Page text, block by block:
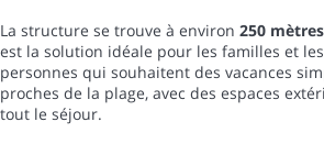
La structure se trouve à environ 250
est la solution idéale pour les familles et
personnes qui souhaitent des vacances
proches de la plage, avec des espaces
tout le séjour.